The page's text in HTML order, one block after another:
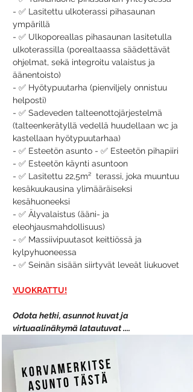
- ✅ Lasitettu ulkoterassi pihasaunan
ympärillä
- ✅ Ulkoporeallas pihasaunan lasitetulla
ulkoterassilla (porealtaassa säädettävät
ohjelmat, sekä integroitu valaistus ja
äänentoisto)
- ✅ Hyötypuutarha (pienviljely onnistuu
helposti)
- ✅ Sadeveden talteenottojärjestelmä
(talteenkerätyllä vedellä huudellaan wc ja
kastellaan hyötypuutarhaa)
- ✅ Esteetön asunto - ✅ Esteetön pihapiiri
- ✅ Esteetön käynti asuntoon
- ✅ Lasitettu 22,5m²  terassi, joka muuntuu
kesäkuukausina ylimääräiseksi
kesähuoneeksi
- ✅ Älyvalaistus (ääni- ja
eleohjausmahdollisuus)
- ✅ Massiivipuutasot keittiössä ja
kylpyhuoneessa
- ✅ Seinän sisään siirtyvät leveät liukuovet
VUOKRATTU!
Odota hetki, asunnot kuvat ja
virtuaalinäkymä latautuvat ....